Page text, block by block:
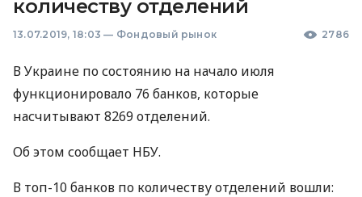
количеству отделений
13.07.2019, 18:03 — Фондовый рынок 2786
В Украине по состоянию на начало июля
функционировало 76 банков, которые
насчитывают 8269 отделений.
Об этом сообщает НБУ.
В топ-10 банков по количеству отделений вошли: